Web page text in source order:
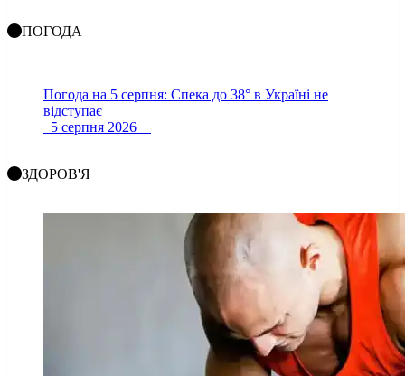
ПОГОДА
Погода на 5 серпня: Спека до 38° в Україні не
відступає
5 серпня 2026
ЗДОРОВ'Я